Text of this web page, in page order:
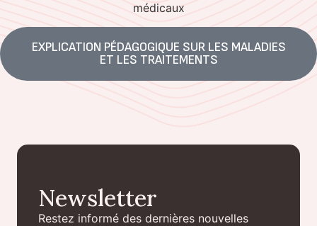
médicaux
EXPLICATION PÉDAGOGIQUE SUR LES MALADIES
ET LES TRAITEMENTS
Newsletter
Restez informé des dernières nouvelles